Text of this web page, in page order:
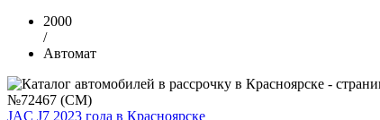
2000
/
Автомат
№72467 (CM)
JAC J7 2023 года в Красноярске